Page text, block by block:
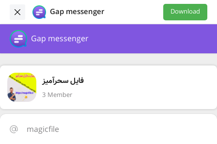
Gap messenger Download
Gap messenger
فایل سحرآمیز
3 Member
magicfile